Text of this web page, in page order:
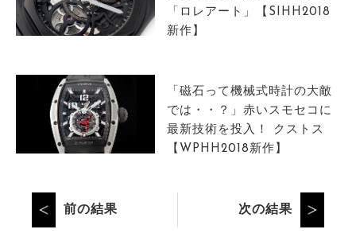
「ロレアート」【SIHH2018
新作】
「磁石って機械式時計の大敵
では・・？」赤いスモセコに
最新技術を投入！ クストス
【WPHH2018新作】
前の結果 次の結果